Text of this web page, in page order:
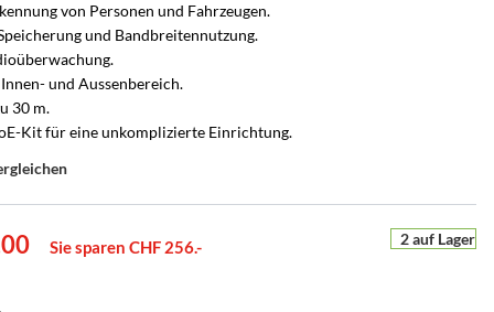
Sie es
BERATUNG
Alarmanlage passt zu
Zuhause?
PERSÖNLICHE BERATUNG
Nicht sicher, welche Lösung
passt?
von Personen und Fahrzeugen.
und Bandbreitennutzung.
und Aussenbereich.
30 m.
Kit für eine unkomplizierte Einrichtung.
Sie sparen CHF 256.- 2 auf Lager